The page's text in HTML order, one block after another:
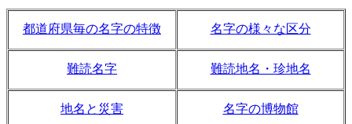
都道府県毎の名字の特徴 名字の様々な区分
難読名字 難読地名・珍地名
地名と災害 名字の博物館